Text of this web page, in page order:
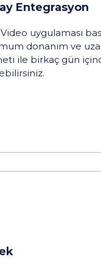
Entegrasyon
uygulaması
donanım ve
ile birkaç gün